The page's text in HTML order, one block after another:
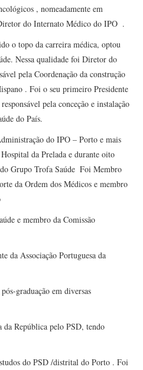
, nomeadamente em
do Internato Médico do IPO .
o topo da carreira médica, optou
Nessa qualidade foi Diretor do
pela Coordenação da construção
. Foi o seu primeiro Presidente
pela conceção e instalação
do País.
do IPO – Porto e mais
da Prelada e durante oito
Grupo Trofa Saúde Foi Membro
da Ordem dos Médicos e membro
e membro da Comissão
da Associação Portuguesa da
graduação em diversas
da República pelo PSD, tendo
do PSD /distrital do Porto . Foi